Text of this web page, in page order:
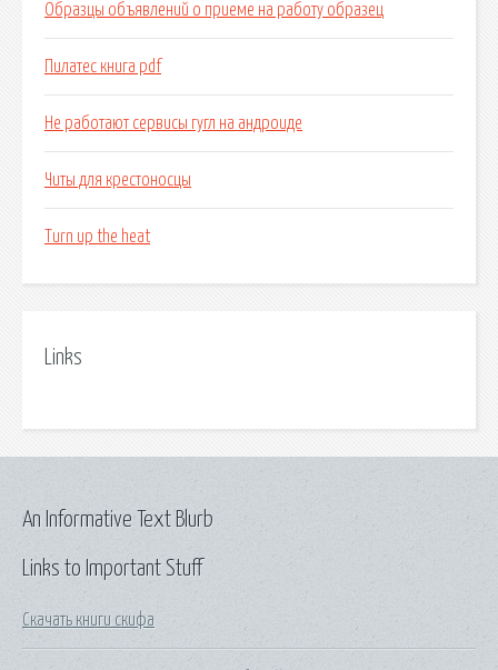
Образцы объявлений о приеме на работу образец
Пилатес книга pdf
Не работают сервисы гугл на андроиде
Читы для крестоносцы
Turn up the heat
Links
Links to Important Stuff
Скачать книги скифа
An Informative Text Blurb